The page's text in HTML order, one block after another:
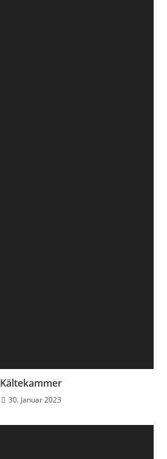
Kältekammer
30. Januar 2023